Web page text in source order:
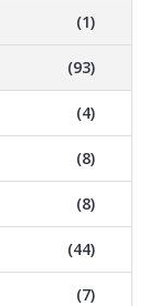
(1)
(93)
(4)
(8)
(8)
(44)
(7)